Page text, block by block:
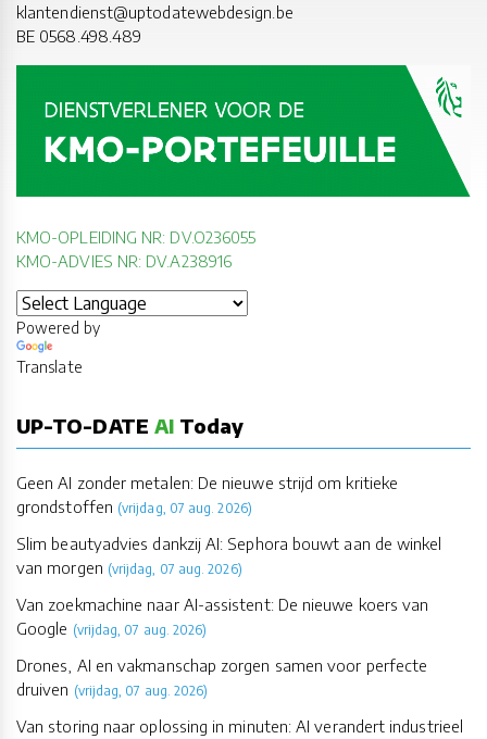
klantendienst@uptodatewebdesign.be
BE 0568.498.489
KMO-OPLEIDING NR: DV.O236055
KMO-ADVIES NR: DV.A238916
Powered by
Translate
UP-TO-DATE AI Today
Geen AI zonder metalen: De nieuwe strijd om kritieke
grondstoffen (vrijdag, 07 aug. 2026)
Slim beautyadvies dankzij AI: Sephora bouwt aan de winkel
van morgen (vrijdag, 07 aug. 2026)
Van zoekmachine naar AI-assistent: De nieuwe koers van
Google (vrijdag, 07 aug. 2026)
Drones, AI en vakmanschap zorgen samen voor perfecte
druiven (vrijdag, 07 aug. 2026)
Van storing naar oplossing in minuten: AI verandert industrieel